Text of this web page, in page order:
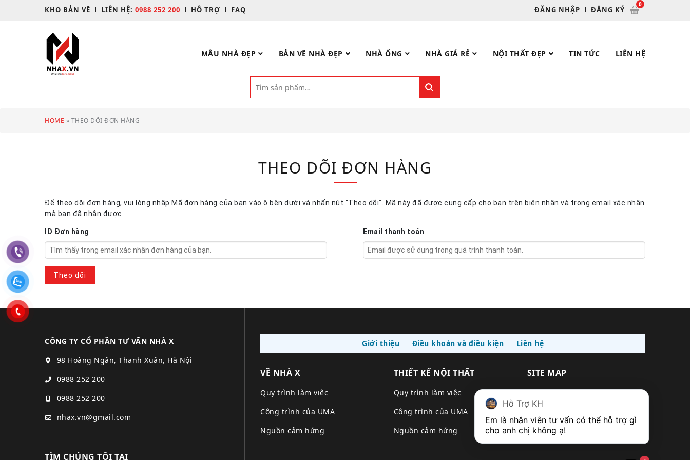
KHO BẢN VẼ LIÊN HỆ: 0988 252 200 HỖ TRỢ FAQ ĐĂNG NHẬP ĐĂNG KÝ
MẪU NHÀ ĐẸP BẢN VẼ NHÀ ĐẸP NHÀ ỐNG NHÀ GIÁ RẺ NỘI THẤT ĐẸP TIN TỨC LIÊN HỆ
HOME » THEO DÕI ĐƠN HÀNG
THEO DÕI ĐƠN HÀNG
Để theo dõi đơn hàng, vui lòng nhập Mã đơn hàng của bạn vào ô bên dưới và nhấn nút "Theo dõi". Mã này đã được cung cấp cho bạn trên biên nhận và trong email xác nhận
mà bạn đã nhận được.
ID Đơn hàng Email thanh toán
Theo dõi
CÔNG TY CỔ PHẦN TƯ VẤN NHÀ X
98 Hoàng Ngân, Thanh Xuân, Hà Nội
0988 252 200
0988 252 200
nhax.vn@gmail.com
TÌM CHÚNG TÔI TẠI
Giới thiệu Điều khoản và điều kiện Liên hệ
VỀ NHÀ X
Quy trình làm việc
Công trình của UMA
Nguồn cảm hứng
THIẾT KẾ NỘI THẤT
Quy trình làm việc
Công trình của UMA
Nguồn cảm hứng
SITE MAP
Quy trình làm việc
Nguồn cảm hứng
Hỗ Trợ KH
Em là nhân viên tư vấn có thể hỗ trợ gì
cho anh chị không ạ!